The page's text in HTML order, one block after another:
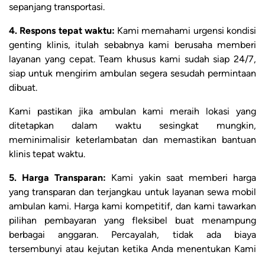
sepanjang transportasi.
4. Respons tepat waktu: Kami memahami urgensi kondisi
genting klinis, itulah sebabnya kami berusaha memberi
layanan yang cepat. Team khusus kami sudah siap 24/7,
siap untuk mengirim ambulan segera sesudah permintaan
dibuat.
Kami pastikan jika ambulan kami meraih lokasi yang
ditetapkan dalam waktu sesingkat mungkin,
meminimalisir keterlambatan dan memastikan bantuan
klinis tepat waktu.
5. Harga Transparan: Kami yakin saat memberi harga
yang transparan dan terjangkau untuk layanan sewa mobil
ambulan kami. Harga kami kompetitif, dan kami tawarkan
pilihan pembayaran yang fleksibel buat menampung
berbagai anggaran. Percayalah, tidak ada biaya
tersembunyi atau kejutan ketika Anda menentukan Kami